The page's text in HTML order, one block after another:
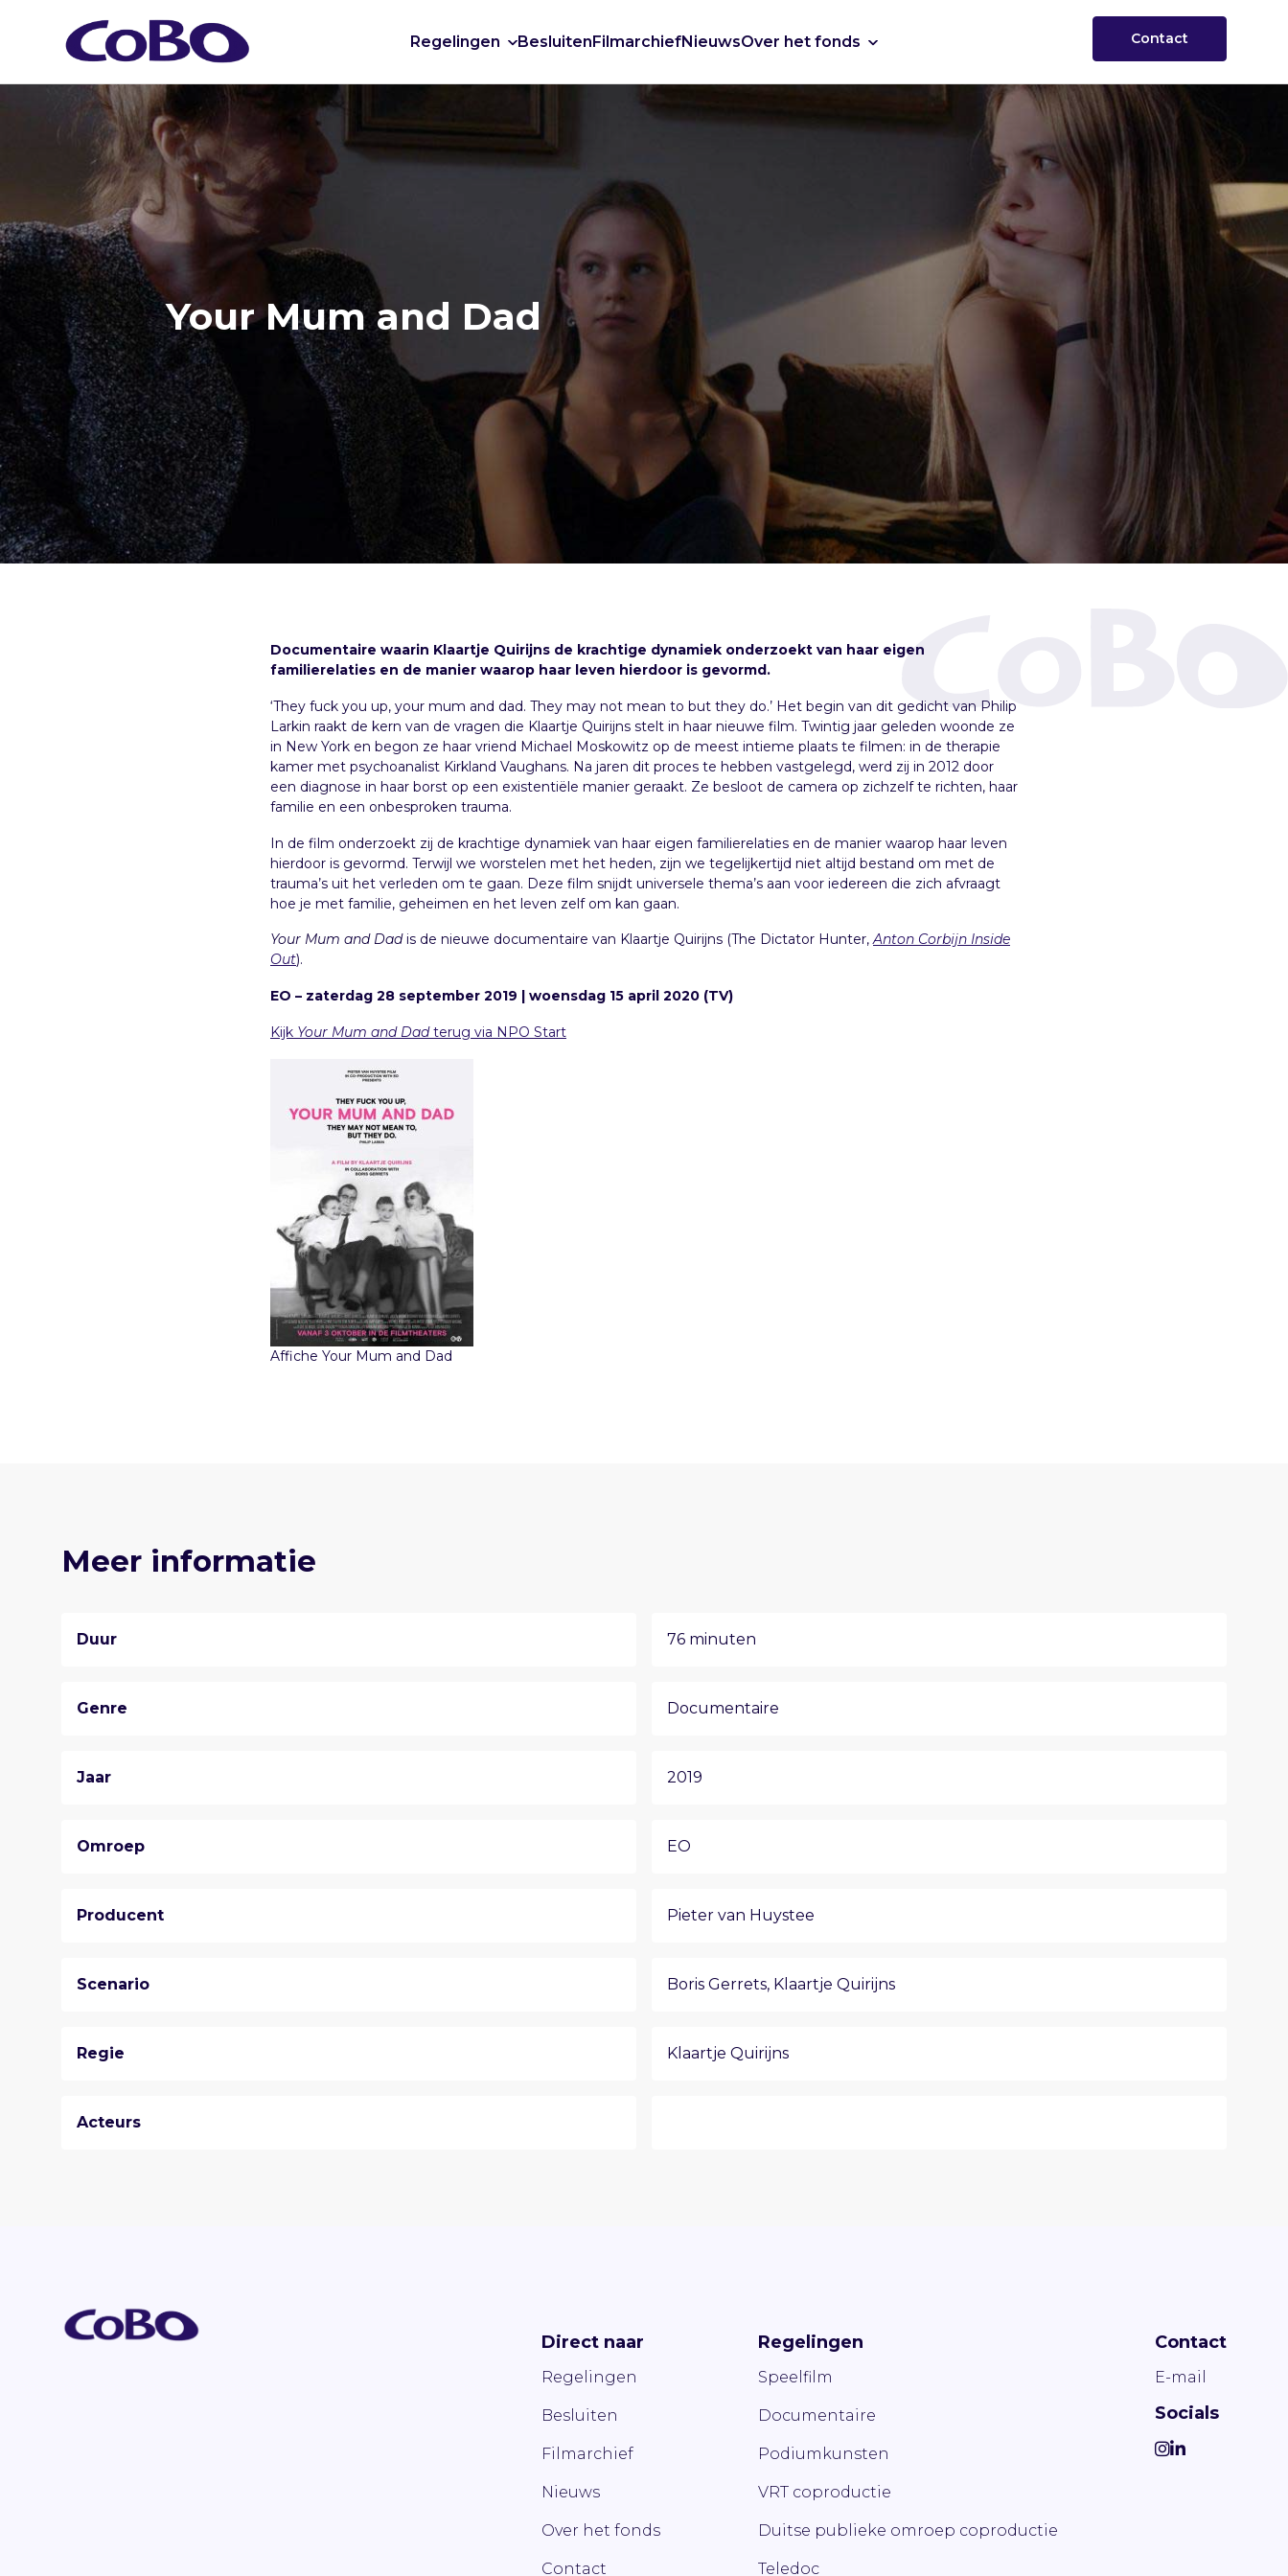
Regelingen BesluitenFilmarchiefNieuwsOver het fonds Contact
Your Mum and Dad
Documentaire waarin Klaartje Quirijns de krachtige dynamiek onderzoekt van haar eigen
familierelaties en de manier waarop haar leven hierdoor is gevormd.
‘They fuck you up, your mum and dad. They may not mean to but they do.’ Het begin van dit gedicht van Philip
Larkin raakt de kern van de vragen die Klaartje Quirijns stelt in haar nieuwe film. Twintig jaar geleden woonde ze
in New York en begon ze haar vriend Michael Moskowitz op de meest intieme plaats te filmen: in de therapie
kamer met psychoanalist Kirkland Vaughans. Na jaren dit proces te hebben vastgelegd, werd zij in 2012 door
een diagnose in haar borst op een existentiële manier geraakt. Ze besloot de camera op zichzelf te richten, haar
familie en een onbesproken trauma.
In de film onderzoekt zij de krachtige dynamiek van haar eigen familierelaties en de manier waarop haar leven
hierdoor is gevormd. Terwijl we worstelen met het heden, zijn we tegelijkertijd niet altijd bestand om met de
trauma’s uit het verleden om te gaan. Deze film snijdt universele thema’s aan voor iedereen die zich afvraagt
hoe je met familie, geheimen en het leven zelf om kan gaan.
Your Mum and Dadis de nieuwe documentaire van Klaartje Quirijns (The Dictator Hunter,Anton Corbijn Inside
Out).
EO – zaterdag 28 september 2019 | woensdag 15 april 2020 (TV)
Kijk Your Mum and Dadterug via NPO Start
Affiche Your Mum and Dad
Meer informatie
Duur 76 minuten
Genre Documentaire
Jaar 2019
Omroep EO
Producent Pieter van Huystee
Scenario Boris Gerrets, Klaartje Quirijns
Regie Klaartje Quirijns
Acteurs
Direct naar
Regelingen
Besluiten
Filmarchief
Nieuws
Over het fonds
Contact
Regelingen
Speelfilm
Documentaire
Podiumkunsten
VRT coproductie
Duitse publieke omroep coproductie
Teledoc
Contact
E-mail
Socials